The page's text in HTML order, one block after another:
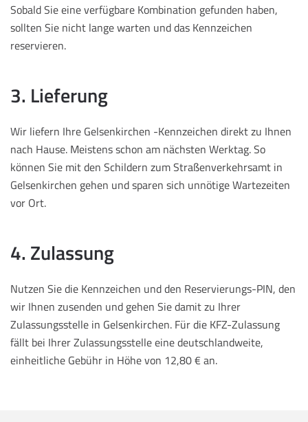
Sobald Sie eine verfügbare Kombination gefunden haben,
sollten Sie nicht lange warten und das Kennzeichen
reservieren.
3. Lieferung
Wir liefern Ihre Gelsenkirchen -Kennzeichen direkt zu Ihnen
nach Hause. Meistens schon am nächsten Werktag. So
können Sie mit den Schildern zum Straßenverkehrsamt in
Gelsenkirchen gehen und sparen sich unnötige Wartezeiten
vor Ort.
4. Zulassung
Nutzen Sie die Kennzeichen und den Reservierungs-PIN, den
wir Ihnen zusenden und gehen Sie damit zu Ihrer
Zulassungsstelle in Gelsenkirchen. Für die KFZ-Zulassung
fällt bei Ihrer Zulassungsstelle eine deutschlandweite,
einheitliche Gebühr in Höhe von 12,80 € an.